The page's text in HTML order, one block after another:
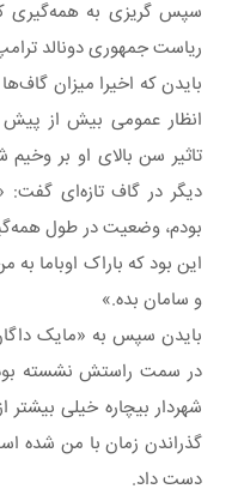
ریاست جمهوری دونالد
بایدن که اخیرا میزان
انظار عمومی بیش از پیش
تاثیر سن بالای او بر
دیگر در گاف تازه‌ای گفت:
بودم، وضعیت در طول
این بود که باراک اوباما
و سامان بده.»
بایدن سپس به «مایک
در سمت راستش نشسته
شهردار بیچاره خیلی
گذراندن زمان با من شده
دست داد.